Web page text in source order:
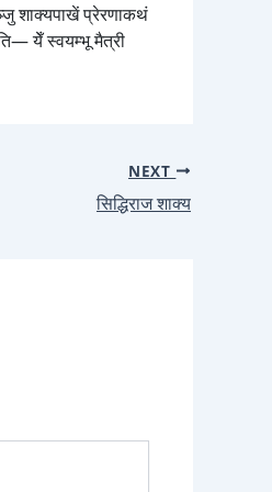
शाक्यपाखें प्रेरणाकथं
येँ स्वयम्भू मैत्री
NEXT
सिद्धिराज शाक्य